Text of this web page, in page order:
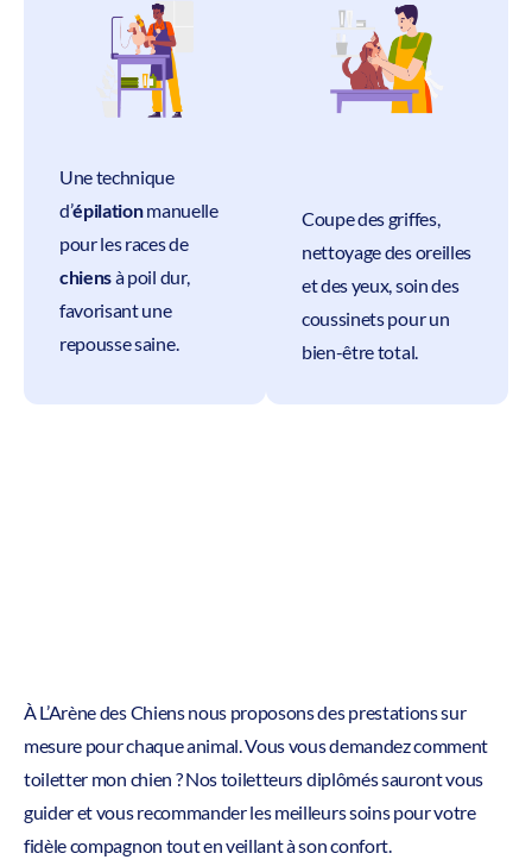
Une technique
d’épilationmanuelle
pour les races de
chiensà poil dur,
favorisant une
repousse saine.
Coupe des griffes,
nettoyage des oreilles
et des yeux, soin des
coussinets pour un
bien-être total.
À L’Arène des Chiens nous proposons des prestations sur
mesure pour chaque animal. Vous vous demandez comment
toiletter mon chien ? Nos toiletteurs diplômés sauront vous
guider et vous recommander les meilleurs soins pour votre
fidèle compagnon tout en veillant à son confort.